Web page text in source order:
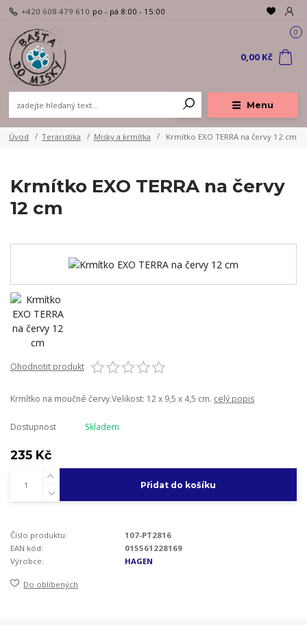
Menu
+420 608 479 610 po - pá 8:00 - 15:00
0
0,00 Kč
Úvod Teraristika Misky a krmítka Krmítko EXO TERRA na červy 12 cm
Krmítko EXO TERRA na červy
12 cm
Ohodnotit produkt
Krmítko na moučné červy.Velikost: 12 x 9,5 x 4,5 cm. celý popis
Dostupnost Skladem
235 Kč
Přidat do košíku
Číslo produktu:
107-PT2816
EAN kód:
015561228169
Výrobce:
HAGEN
Do oblíbených